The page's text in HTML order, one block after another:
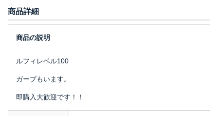
商品詳細
ルフィレベル100
ガープもいます。
即購入大歓迎です！！